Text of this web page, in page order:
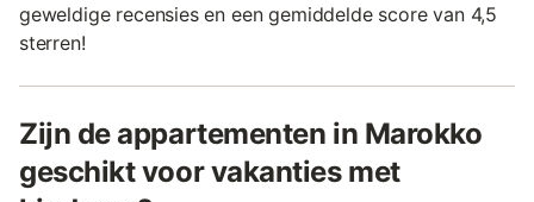
geweldige recensies en een gemiddelde score van 4,5
sterren!
Zijn de appartementen in Marokko
geschikt voor vakanties met